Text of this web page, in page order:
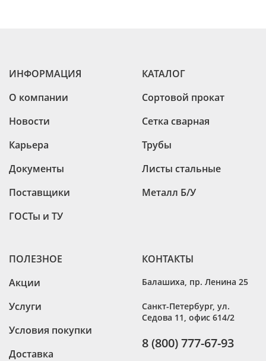
ИНФОРМАЦИЯ
О компании
Новости
Карьера
Документы
Поставщики
ГОСТы и ТУ
КАТАЛОГ
Сортовой прокат
Сетка сварная
Трубы
Листы стальные
Металл Б/У
ПОЛЕЗНОЕ
Акции
Услуги
Условия покупки
Доставка
КОНТАКТЫ
Балашиха пр. Ленина 25
Санкт-Петербург, ул.
Седова 11, офис 614/2
8 (800) 777-67-93